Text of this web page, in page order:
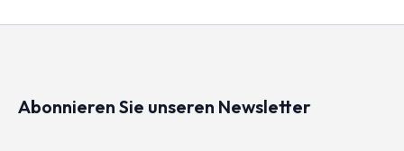
Abonnieren Sie unseren Newsletter